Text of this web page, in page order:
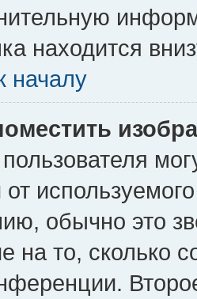
находится
началу
обычно это
на то, сколько